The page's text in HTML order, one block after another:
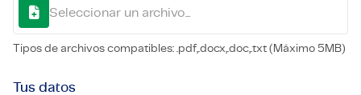
Seleccionar un archivo...
Tipos de archivos compatibles: .pdf,.docx,.doc,.txt (Máximo 5MB)
Tus datos